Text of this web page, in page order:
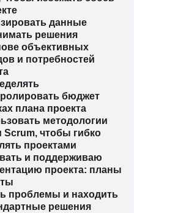
данные
решения
объективных
и потребностей
бюджет
плана проекта
методологии
Scrum, чтобы гибко
проектами
и поддерживаю
проекта: планы
проблемы и находить
решения